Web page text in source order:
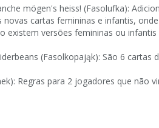
mögen's heiss! (Fasolufka):
novas cartas femininas e infantis,
existem versões femininas ou
(Fasolkopająk): São 6
Regras para 2 jogadores que não